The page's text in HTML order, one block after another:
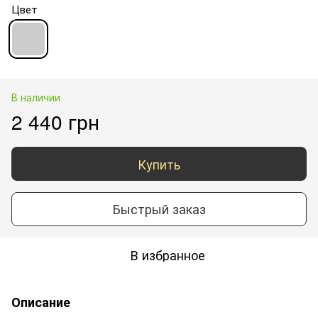
Цвет
В наличии
2 440 грн
Купить
Быстрый заказ
В избранное
Описание